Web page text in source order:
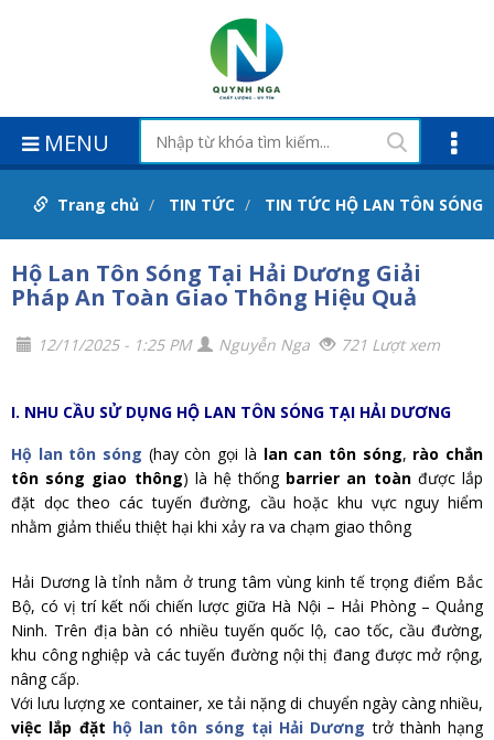
MENU
Trang chủ TIN TỨC TIN TỨC HỘ LAN TÔN SÓNG
Hộ Lan Tôn Sóng Tại Hải Dương Giải
Pháp An Toàn Giao Thông Hiệu Quả
12/11/2025 - 1:25 PM Nguyễn Nga 721 Lượt xem
I. NHU CẦU SỬ DỤNG HỘ LAN TÔN SÓNG TẠI HẢI DƯƠNG
Hộ lan tôn sóng (hay còn gọi là lan can tôn sóng, rào chắn
tôn sóng giao thông) là hệ thống barrier an toànđược lắp
đặt dọc theo các tuyến đường, cầu hoặc khu vực nguy hiểm
nhằm giảm thiểu thiệt hại khi xảy ra va chạm giao thông
Hải Dương là tỉnh nằm ở trung tâm vùng kinh tế trọng điểm Bắc
Bộ, có vị trí kết nối chiến lược giữa Hà Nội – Hải Phòng – Quảng
Ninh. Trên địa bàn có nhiều tuyến quốc lộ, cao tốc, cầu đường,
khu công nghiệp và các tuyến đường nội thị đang được mở rộng,
nâng cấp.
Với lưu lượng xe container, xe tải nặng di chuyển ngày càng nhiều,
việc lắp đặt hộ lan tôn sóng tại Hải Dương trở thành hạng